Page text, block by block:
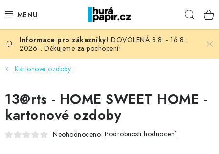
na
NOVINKY
HURÁ DÍLNA
VŠECHNO ZBOŽÍ
KNIHAŘSKÝ MATERIÁL
DOVOLENÁ 8.8. - 16.8.
2026... Děkujeme za pochopení!
Kartonové ozdoby
13@rts - HOME SWEET HOME -
kartonové ozdoby
Neohodnoceno Podrobnosti hodnocení